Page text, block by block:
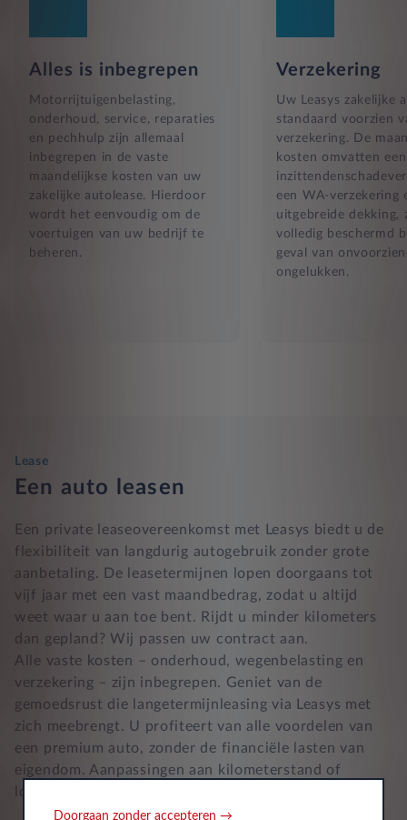
Alles is inbegrepen
Motorrijtuigenbelasting,
onderhoud, service, reparaties
en pechhulp zijn allemaal
inbegrepen in de vaste
maandelijkse kosten van uw
zakelijke autolease. Hierdoor
wordt het eenvoudig om de
voertuigen van uw bedrijf te
beheren.
Verzekering
Uw Leasys zakelijke
standaard voorzien
verzekering. De
kosten omvatten een
een WA-verzekering
uitgebreide dekking,
volledig beschermd
geval van
ongelukken.
Lease
Een auto leasen
Een private leaseovereenkomst met Leasys biedt u de
flexibiliteit van langdurig autogebruik zonder grote
aanbetaling. De leasetermijnen lopen doorgaans tot
vijf jaar met een vast maandbedrag, zodat u altijd
weet waar u aan toe bent. Rijdt u minder kilometers
dan gepland? Wij passen uw contract aan.
Alle vaste kosten – onderhoud, wegenbelasting en
verzekering – zijn inbegrepen. Geniet van de
gemoedsrust die langetermijnleasing via Leasys met
zich meebrengt. U profiteert van alle voordelen van
een premium auto, zonder de financiële lasten van
eigendom. Aanpassingen aan kilometerstand of
looptijd zijn eenvoudig.
Doorgaan zonder accepteren →